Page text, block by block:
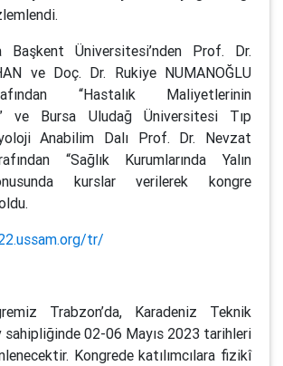
Başkent Üniversitesi’nden Prof. Dr.
ve Doç. Dr. Rukiye NUMANOĞLU
“Hastalık Maliyetlerinin
ve Bursa Uludağ Üniversitesi Tıp
Anabilim Dalı Prof. Dr. Nevzat
“Sağlık Kurumlarında Yalın
kurslar verilerek kongre
tr/
Trabzon’da, Karadeniz Teknik
sahipliğinde 02-06 Mayıs 2023 tarihleri
Kongrede katılımcılara fizikî